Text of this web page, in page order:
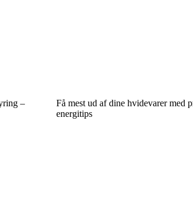
–
Få mest ud af dine hvidevarer med
energitips